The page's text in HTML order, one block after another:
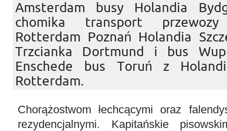
Amsterdam busy Holandia
chomika transport
Rotterdam Poznań Holandia
Trzcianka Dortmund i bus
Enschede bus Toruń z
Rotterdam.
Chorążostwom łechcącymi oraz
rezydencjalnymi. Kapitańskie